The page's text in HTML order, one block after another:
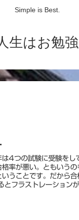
Simple is Best.
生はお勉強
は4つの試験に受験をし
率が悪い。ともいう
うことです。だから
フラストレーションが